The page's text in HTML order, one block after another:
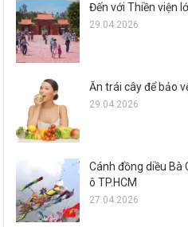
Đến với Thiền viện
29.04.2026
Ăn trái cây để bảo
29.04.2026
Cánh đồng diều Bà
ô TP.HCM
27.04.2026